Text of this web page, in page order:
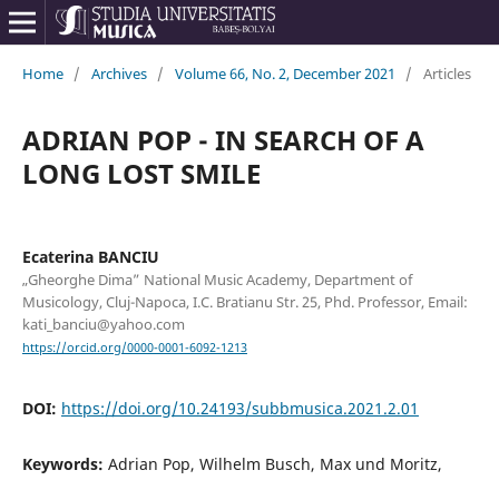
Home / Archives / Volume 66, No. 2, December 2021 / Articles
ADRIAN POP - IN SEARCH OF A
LONG LOST SMILE
Ecaterina BANCIU
„Gheorghe Dima” National Music Academy, Department of
Musicology, Cluj-Napoca, I.C. Bratianu Str. 25, Phd. Professor, Email:
kati_banciu@yahoo.com
https://orcid.org/0000-0001-6092-1213
DOI: https://doi.org/10.24193/subbmusica.2021.2.01
Keywords: Adrian Pop, Wilhelm Busch, Max und Moritz,